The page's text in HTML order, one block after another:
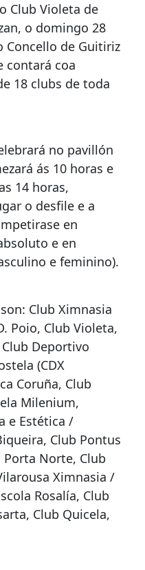
Club Violeta de
o domingo 28
Concello de Guitiriz
contará coa
18 clubs de toda
no pavillón
ás 10 horas e
14 horas,
o desfile e a
en
e en
e feminino).
Club Ximnasia
Poio, Club Violeta,
Deportivo
(CDX
Coruña, Club
Milenium,
e Estética /
Club Pontus
Porta Norte, Club
Ximnasia /
Rosalía, Club
Club Quicela,